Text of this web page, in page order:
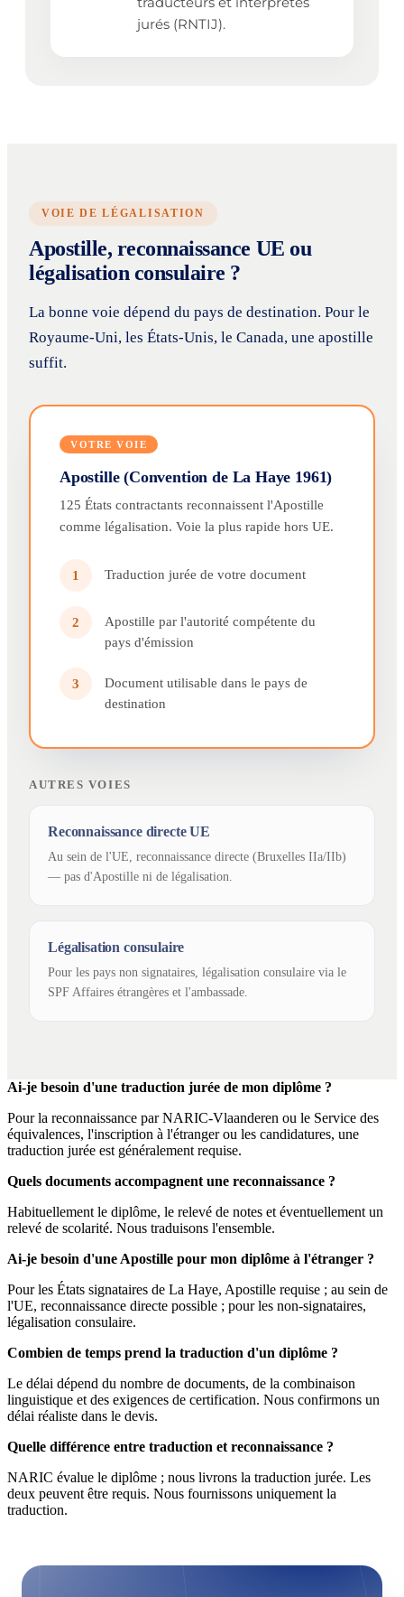
jurés (RNTIJ).
VOIE DE LÉGALISATION
Apostille, reconnaissance UE ou
légalisation consulaire ?
La bonne voie dépend du pays de destination. Pour le
Royaume-Uni, les États-Unis, le Canada, une apostille
suffit.
VOTRE VOIE
Apostille (Convention de La Haye 1961)
125 États contractants reconnaissent l'Apostille
comme légalisation. Voie la plus rapide hors UE.
1 Traduction jurée de votre document
2
Apostille par l'autorité compétente du
pays d'émission
3
Document utilisable dans le pays de
destination
AUTRES VOIES
Reconnaissance directe UE
Au sein de l'UE, reconnaissance directe (Bruxelles IIa/IIb)
— pas d'Apostille ni de légalisation.
Légalisation consulaire
Pour les pays non signataires, légalisation consulaire via le
SPF Affaires étrangères et l'ambassade.
Ai-je besoin d'une traduction jurée de mon diplôme ?
Pour la reconnaissance par NARIC-Vlaanderen ou le Service des
équivalences, l'inscription à l'étranger ou les candidatures, une
traduction jurée est généralement requise.
Quels documents accompagnent une reconnaissance ?
Habituellement le diplôme, le relevé de notes et éventuellement un
relevé de scolarité. Nous traduisons l'ensemble.
Ai-je besoin d'une Apostille pour mon diplôme à l'étranger ?
Pour les États signataires de La Haye, Apostille requise ; au sein de
l'UE, reconnaissance directe possible ; pour les non-signataires,
légalisation consulaire.
Combien de temps prend la traduction d'un diplôme ?
Le délai dépend du nombre de documents, de la combinaison
linguistique et des exigences de certification. Nous confirmons un
délai réaliste dans le devis.
Quelle différence entre traduction et reconnaissance ?
NARIC évalue le diplôme ; nous livrons la traduction jurée. Les
deux peuvent être requis. Nous fournissons uniquement la
traduction.